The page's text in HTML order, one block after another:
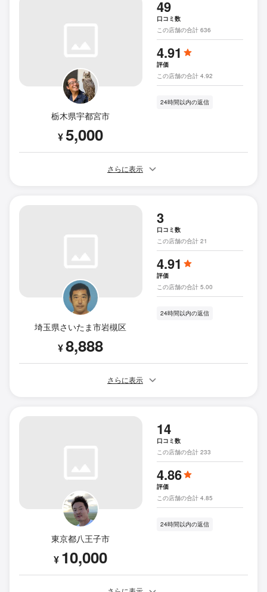
栃木県宇都宮市
¥5,000
49
口コミ数
この店舗の合計 636
4.91
評価
この店舗の合計 4.92
24時間以内の返信
さらに表示
埼玉県さいたま市岩槻区
¥8,888
3
口コミ数
この店舗の合計 21
4.91
評価
この店舗の合計 5.00
24時間以内の返信
さらに表示
東京都八王子市
¥ 10,000
14
口コミ数
この店舗の合計 233
4.86
評価
この店舗の合計 4.85
24時間以内の返信